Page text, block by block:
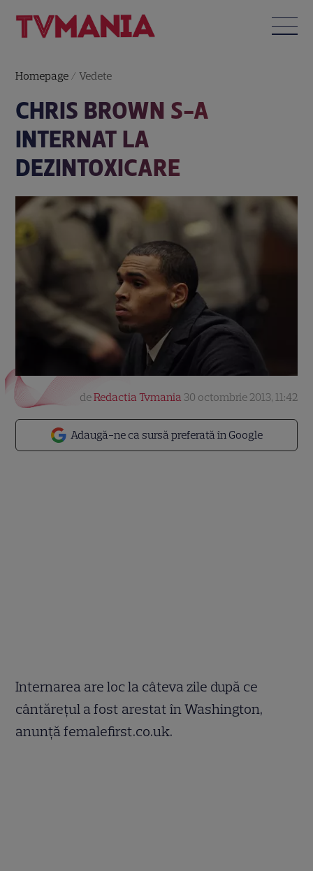
Homepage /Vedete
CHRIS BROWN S-A
INTERNAT LA
DEZINTOXICARE
Adaugă-ne ca sursă preferată în Google
deRedactia Tvmania 30 octombrie 2013, 11:42
Internarea are loc la câteva zile după ce
cântăreţul a fost arestat în Washington,
anunţă femalefirst.co.uk.